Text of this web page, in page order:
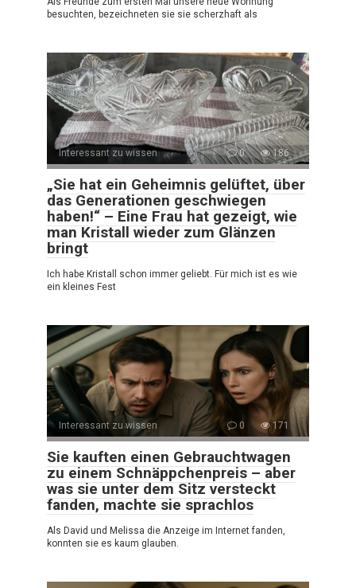
besuchten, bezeichneten sie sie scherzhaft als
Interessant zu wissen 0 186
„Sie hat ein Geheimnis gelüftet, über
das Generationen geschwiegen
haben!“ – Eine Frau hat gezeigt, wie
man Kristall wieder zum Glänzen
bringt
Ich habe Kristall schon immer geliebt. Für mich ist es wie
ein kleines Fest
Interessant zu wissen 0 171
Sie kauften einen Gebrauchtwagen
zu einem Schnäppchenpreis – aber
was sie unter dem Sitz versteckt
fanden, machte sie sprachlos
Als David und Melissa die Anzeige im Internet fanden,
konnten sie es kaum glauben.